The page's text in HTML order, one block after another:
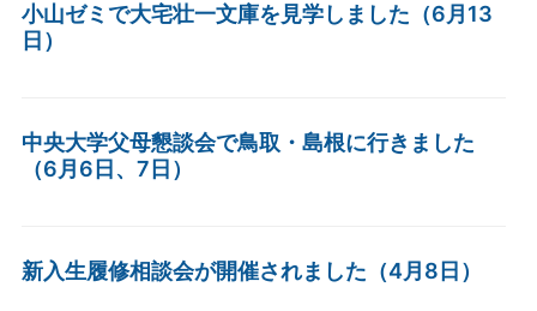
小山ゼミで大宅壮一文庫を見学しました（6月13
日）
中央大学父母懇談会で鳥取・島根に行きました
（6月6日、7日）
新入生履修相談会が開催されました（4月8日）